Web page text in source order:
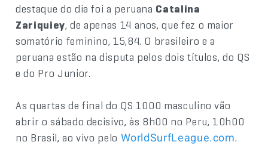
destaque do dia foi a peruana Catalina
Zariquiey, de apenas 14 anos, que fez o maior
somatório feminino, 15,84. O brasileiro e a
peruana estão na disputa pelos dois títulos, do QS
e do Pro Junior.
As quartas de final do QS 1000 masculino vão
abrir o sábado decisivo, às 8h00 no Peru, 10h00
no Brasil, ao vivo pelo WorldSurfLeague.com.